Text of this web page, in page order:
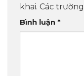
khai. Các
Bình luận *